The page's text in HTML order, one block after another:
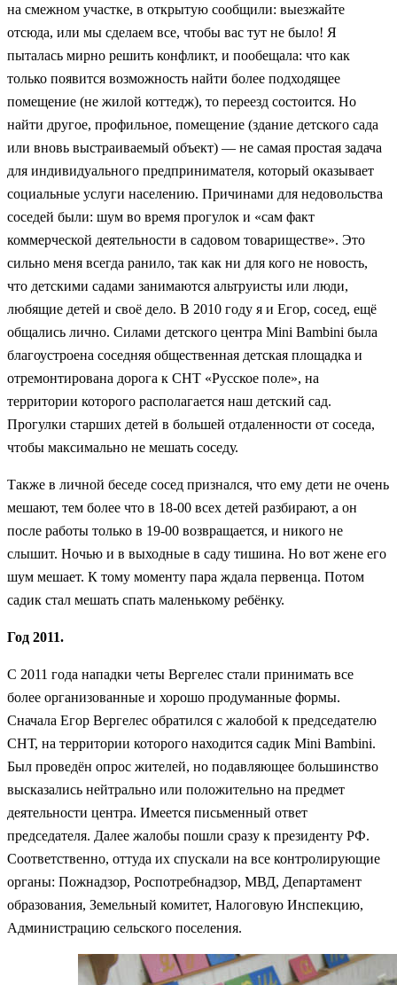
на смежном участке, в открытую сообщили: выезжайте
отсюда, или мы сделаем все, чтобы вас тут не было! Я
пыталась мирно решить конфликт, и пообещала: что как
только появится возможность найти более подходящее
помещение (не жилой коттедж), то переезд состоится. Но
найти другое, профильное, помещение (здание детского сада
или вновь выстраиваемый объект) — не самая простая задача
для индивидуального предпринимателя, который оказывает
социальные услуги населению. Причинами для недовольства
соседей были: шум во время прогулок и «сам факт
коммерческой деятельности в садовом товариществе». Это
сильно меня всегда ранило, так как ни для кого не новость,
что детскими садами занимаются альтруисты или люди,
любящие детей и своё дело. В 2010 году я и Егор, сосед, ещё
общались лично. Силами детского центра Mini Bambini была
благоустроена соседняя общественная детская площадка и
отремонтирована дорога к СНТ «Русское поле», на
территории которого располагается наш детский сад.
Прогулки старших детей в большей отдаленности от соседа,
чтобы максимально не мешать соседу.
Также в личной беседе сосед признался, что ему дети не очень
мешают, тем более что в 18-00 всех детей разбирают, а он
после работы только в 19-00 возвращается, и никого не
слышит. Ночью и в выходные в саду тишина. Но вот жене его
шум мешает. К тому моменту пара ждала первенца. Потом
садик стал мешать спать маленькому ребёнку.
Год 2011.
С 2011 года нападки четы Вергелес стали принимать все
более организованные и хорошо продуманные формы.
Сначала Егор Вергелес обратился с жалобой к председателю
СНТ, на территории которого находится садик Mini Bambini.
Был проведён опрос жителей, но подавляющее большинство
высказались нейтрально или положительно на предмет
деятельности центра. Имеется письменный ответ
председателя. Далее жалобы пошли сразу к президенту РФ.
Соответственно, оттуда их спускали на все контролирующие
органы: Пожнадзор, Роспотребнадзор, МВД, Департамент
образования, Земельный комитет, Налоговую Инспекцию,
Администрацию сельского поселения.